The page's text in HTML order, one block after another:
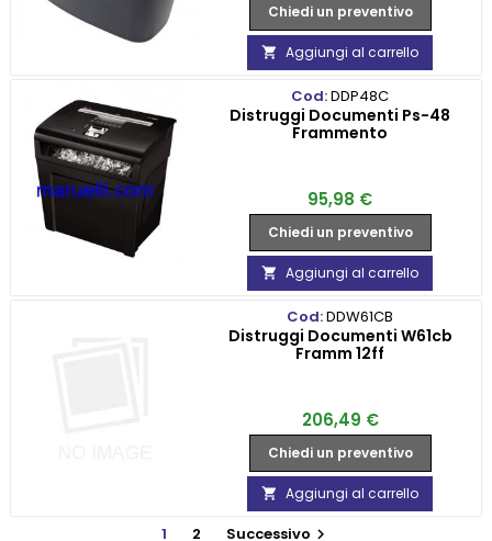
Chiedi un preventivo
 Aggiungi al carrello
Cod:DDP48C
Distruggi Documenti Ps-48
Frammento
Prezzo
95,98 €
Chiedi un preventivo
 Aggiungi al carrello
Cod:DDW61CB
Distruggi Documenti W61cb
Framm 12ff
Prezzo
206,49 €
Chiedi un preventivo
 Aggiungi al carrello
1 2 Successivo 